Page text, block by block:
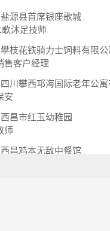
盐源县首席银座歌城
沐足技师
攀枝花铁骑力士饲料有限公
售客户经理
四川攀西邛海国际老年公寓
安
西昌市红玉幼稚园
师
西昌鸡本无敌中餐馆